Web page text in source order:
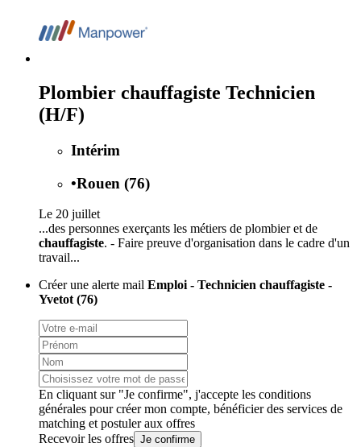
Plombier chauffagiste Technicien
(H/F)
Intérim
•Rouen (76)
Le 20 juillet
...des personnes exerçants les métiers de plombier et de
chauffagiste. - Faire preuve d'organisation dans le cadre d'un
travail...
Créer une alerte mail Emploi - Technicien chauffagiste -
Yvetot (76)
En cliquant sur "Je confirme", j'accepte les conditions
générales pour créer mon compte, bénéficier des services de
matching et postuler aux offres
Recevoir les offres Je confirme